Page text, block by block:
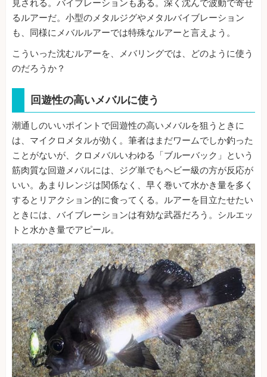
見される。バイブレーションもある。深く沈んで波動で寄せ
るルアーだ。小型のメタルジグやメタルバイブレーション
も、同様にメバルルアーでは特殊なルアーと言えよう。
こういった沈むルアーを、メバリングでは、どのように使う
のだろうか？
回遊性の高いメバルに使う
潮通しのいいポイントで回遊性の高いメバルを狙うときに
は、マイクロメタルが効く。筆者はまだワームでしか釣った
ことがないが、クロメバルいわゆる「ブルーバック」という
筋肉質な回遊メバルには、ジグ単でもヘビー級の方が反応が
いい。あまりレンジは関係なく、早く巻いて水かき量を多く
するとリアクション的に食ってくる。ルアーを目立たせたい
ときには、バイブレーションは有効な武器だろう。シルエッ
トと水かき量でアピール。